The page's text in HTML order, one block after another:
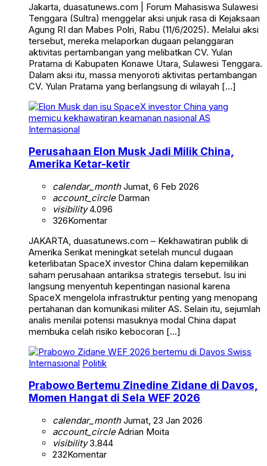
Jakarta, duasatunews.com | Forum Mahasiswa Sulawesi
Tenggara (Sultra) menggelar aksi unjuk rasa di Kejaksaan
Agung RI dan Mabes Polri, Rabu (11/6/2025). Melalui aksi
tersebut, mereka melaporkan dugaan pelanggaran
aktivitas pertambangan yang melibatkan CV. Yulan
Pratama di Kabupaten Konawe Utara, Sulawesi Tenggara.
Dalam aksi itu, massa menyoroti aktivitas pertambangan
CV. Yulan Pratama yang berlangsung di wilayah […]
Internasional
Perusahaan Elon Musk Jadi Milik China,
Amerika Ketar-ketir
calendar_monthJumat, 6 Feb 2026
account_circleDarman
visibility4.096
326Komentar
JAKARTA, duasatunews.com – Kekhawatiran publik di
Amerika Serikat meningkat setelah muncul dugaan
keterlibatan SpaceX investor China dalam kepemilikan
saham perusahaan antariksa strategis tersebut. Isu ini
langsung menyentuh kepentingan nasional karena
SpaceX mengelola infrastruktur penting yang menopang
pertahanan dan komunikasi militer AS. Selain itu, sejumlah
analis menilai potensi masuknya modal China dapat
membuka celah risiko kebocoran […]
Internasional Politik
Prabowo Bertemu Zinedine Zidane di Davos,
Momen Hangat di Sela WEF 2026
calendar_monthJumat, 23 Jan 2026
account_circleAdrian Moita
visibility3.844
232Komentar